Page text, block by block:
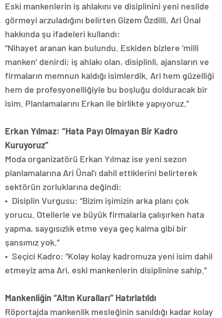
Eski mankenlerin iş ahlakını ve disiplinini yeni nesilde
görmeyi arzuladığını belirten Gizem Özdilli, Ari Ünal
hakkında şu ifadeleri kullandı:
“Nihayet aranan kan bulundu. Eskiden bizlere ‘milli
manken’ denirdi; iş ahlakı olan, disiplinli, ajansların ve
firmaların memnun kaldığı isimlerdik. Ari hem güzelliği
hem de profesyonelliğiyle bu boşluğu dolduracak bir
isim. Planlamalarını Erkan ile birlikte yapıyoruz.”
Erkan Yılmaz: “Hata Payı Olmayan Bir Kadro
Kuruyoruz”
Moda organizatörü Erkan Yılmaz ise yeni sezon
planlamalarına Ari Ünal’ı dahil ettiklerini belirterek
sektörün zorluklarına değindi:
•⁠ ⁠Disiplin Vurgusu: “Bizim işimizin arka planı çok
yorucu. Otellerle ve büyük firmalarla çalışırken hata
yapma, saygısızlık etme veya geç kalma gibi bir
şansımız yok.”
•⁠ ⁠Seçici Kadro: “Kolay kolay kadromuza yeni isim dahil
etmeyiz ama Ari, eski mankenlerin disiplinine sahip.”
Mankenliğin “Altın Kuralları” Hatırlatıldı
Röportajda mankenlik mesleğinin sanıldığı kadar kolay